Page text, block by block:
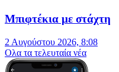
Μπιφτέκια με στάχτη
2 Αυγούστου 2026, 8:08
Oλα τα τελευταία νέα